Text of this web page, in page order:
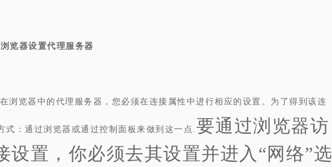
览器设置代理服务器
浏览器中的代理服务器，您必须在连接属性中进行相应的设置。为了得到该连
式：通过浏览器或通过控制面板来做到这一点. 要通过浏览器访
设置，你必须去其设置并进入“网络”选